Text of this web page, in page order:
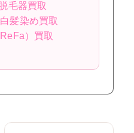
脱毛器買取
白髪染め買取
）買取